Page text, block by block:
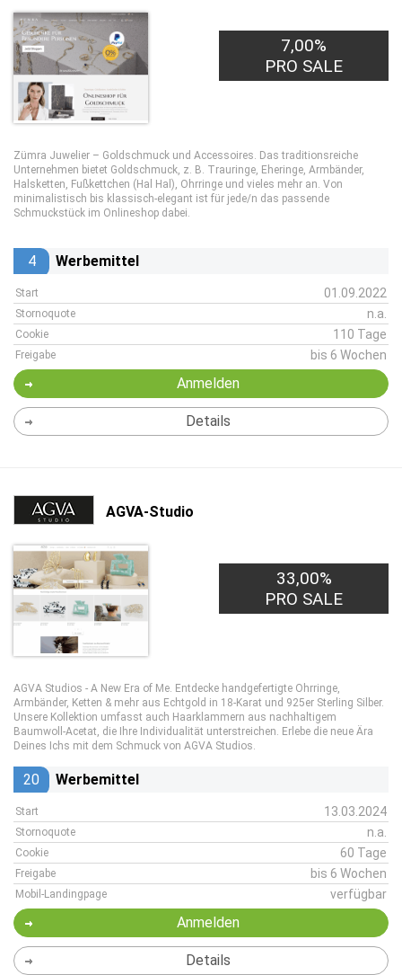
7,00%
PRO SALE
Zümra Juwelier – Goldschmuck und Accessoires. Das traditionsreiche
Unternehmen bietet Goldschmuck, z. B. Trauringe, Eheringe, Armbänder,
Halsketten, Fußkettchen (Hal Hal), Ohrringe und vieles mehr an. Von
minimalistisch bis klassisch-elegant ist für jede/n das passende
Schmuckstück im Onlineshop dabei.
4 Werbemittel
Start 01.09.2022
Stornoquote n.a.
Cookie 110 Tage
Freigabe bis 6 Wochen
Anmelden
Details
AGVA-Studio
33,00%
PRO SALE
AGVA Studios - A New Era of Me. Entdecke handgefertigte Ohrringe,
Armbänder, Ketten & mehr aus Echtgold in 18-Karat und 925er Sterling Silber.
Unsere Kollektion umfasst auch Haarklammern aus nachhaltigem
Baumwoll-Acetat, die Ihre Individualität unterstreichen. Erlebe die neue Ära
Deines Ichs mit dem Schmuck von AGVA Studios.
20 Werbemittel
Start 13.03.2024
Stornoquote n.a.
Cookie 60 Tage
Freigabe bis 6 Wochen
Mobil-Landingpage verfügbar
Anmelden
Details